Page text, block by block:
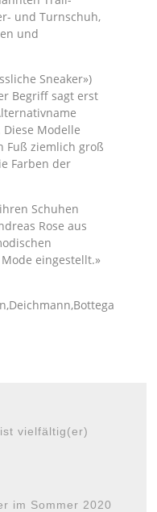
und Turnschuh,
und
Sneaker»)
Begriff sagt erst
Diese Modelle
Fuß ziemlich groß
Farben der
Schuhen
Rose aus
eingestellt.»
vielfältig(er)
im Sommer 2020